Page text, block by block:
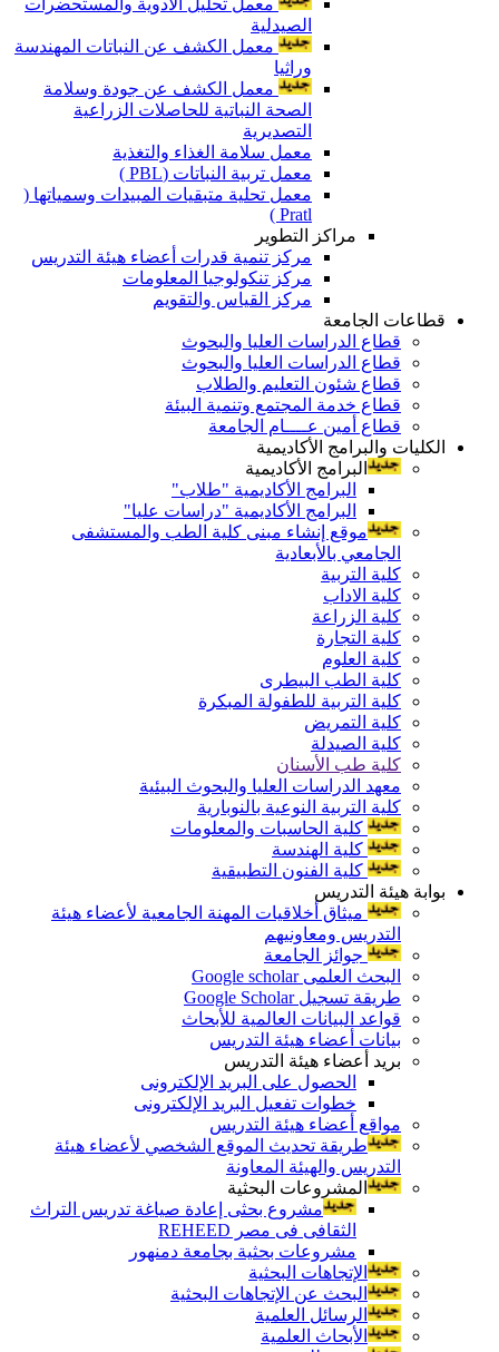
الصيدلية
معمل الكشف عن النباتات المهندسة
وراثيا
معمل الكشف عن جودة وسلامة
الصحة النباتية للحاصلات الزراعية
التصديرية
معمل سلامة الغذاء والتغذية
معمل تربية النباتات (PBL )
معمل تحلية متبقيات المبيدات وسمياتها (
Pratl )
مراكز التطوير
مركز تنمية قدرات أعضاء هيئة التدريس
مركز تنكولوجيا المعلومات
مركز القياس والتقويم
قطاعات الجامعة
قطاع الدراسات العليا والبحوث
قطاع الدراسات العليا والبحوث
قطاع شئون التعليم والطلاب
قطاع خدمة المجتمع وتنمية البيئة
قطاع أمين عــــام الجامعة
الكليات والبرامج الأكاديمية
البرامج الأكاديمية
البرامج الأكاديمية "طلاب"
البرامج الأكاديمية "دراسات عليا"
موقع إنشاء مبنى كلية الطب والمستشفى
الجامعي بالأبعادية
كلية التربية
كلية الاداب
كلية الزراعة
كلية التجارة
كلية العلوم
كلية الطب البيطرى
كلية التربية للطفولة المبكرة
كلية التمريض
كلية الصيدلة
كلية طب الأسنان
معهد الدراسات العليا والبحوث البيئية
كلية التربية النوعية بالنوبارية
كلية الحاسبات والمعلومات
كلية الهندسة
كلية الفنون التطبيقية
بوابة هيئة التدريس
ميثاق أخلاقيات المهنة الجامعية لأعضاء هيئة
التدريس ومعاونيهم
جوائز الجامعة
البحث العلمى Google scholar
طريقة تسجيل Google Scholar
قواعد البيانات العالمية للأبحاث
بيانات أعضاء هيئة التدريس
بريد أعضاء هيئة التدريس
الحصول على البريد الإلكترونى
خطوات تفعيل البريد الإلكترونى
مواقع أعضاء هيئة التدريس
طريقة تحديث الموقع الشخصي لأعضاء هيئة
التدريس والهيئة المعاونة
المشروعات البحثية
مشروع بحثى إعادة صياغة تدريس التراث
الثقافى فى مصر REHEED
مشروعات بحثية بجامعة دمنهور
الإتجاهات البحثية
البحث عن الإتجاهات البحثية
الرسائل العلمية
الأبحاث العلمية